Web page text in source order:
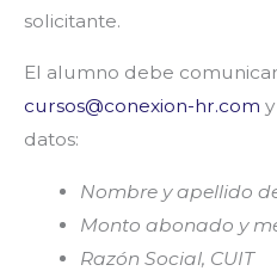
solicitante.
El alumno debe
cursos@conexion-hr.com
datos:
Nombre y apellido
Monto abonado y
Razón Social, CUIT